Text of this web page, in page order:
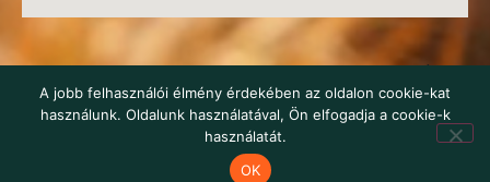
© 2016-2026 HEROSZ Herman Ottó Magyar Országos Állat-
és Természetvédő Egyesület
webstudio22
A jobb felhasználói élmény érdekében az oldalon cookie-kat
használunk. Oldalunk használatával, Ön elfogadja a cookie-k
használatát.
OK